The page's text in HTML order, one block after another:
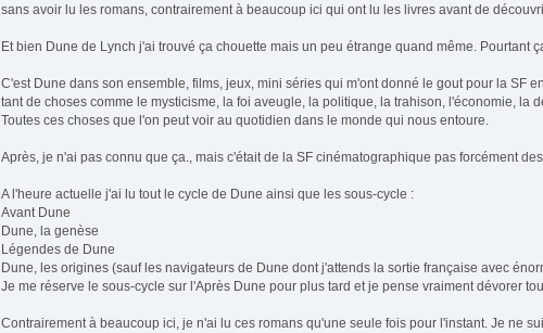
sans avoir lu les romans, contrairement à beaucoup ici qui ont lu les livres avant de
Et bien Dune de Lynch j'ai trouvé ça chouette mais un peu étrange quand même. Pourtant
C'est Dune dans son ensemble, films, jeux, mini séries qui m'ont donné le gout pour la SF
tant de choses comme le mysticisme, la foi aveugle, la politique, la trahison, l'économie,
Toutes ces choses que l'on peut voir au quotidien dans le monde qui nous entoure.
Après, je n'ai pas connu que ça., mais c'était de la SF cinématographique pas forcément
A l'heure actuelle j'ai lu tout le cycle de Dune ainsi que les sous-cycle :
Avant Dune
Dune, la genèse
Légendes de Dune
Dune, les origines (sauf les navigateurs de Dune dont j'attends la sortie française avec
Je me réserve le sous-cycle sur l'Après Dune pour plus tard et je pense vraiment dévorer
Contrairement à beaucoup ici, je n'ai lu ces romans qu'une seule fois pour l'instant. Je ne